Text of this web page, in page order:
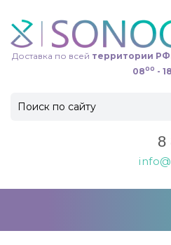
Доставка по всей территории
0800 - 18
8